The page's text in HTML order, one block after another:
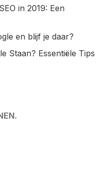
in 2019: Een
en blijf je daar?
Staan? Essentiële Tips